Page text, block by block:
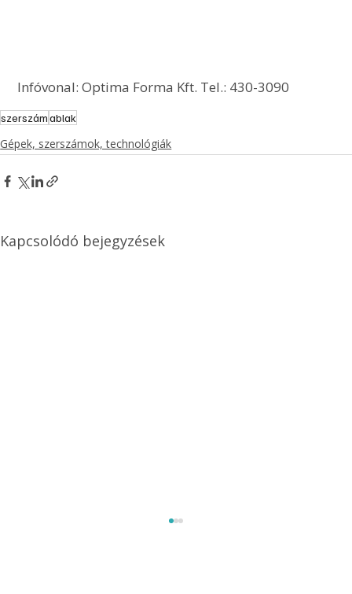
Infóvonal: Optima Forma Kft. Tel.: 430-3090
szerszámablak
Gépek, szerszámok, technológiák
Kapcsolódó bejegyzések